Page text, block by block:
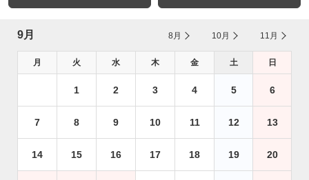
9月 8月 10月 11月
月 火 水 木 金 土 日
1 2 3 4 5 6
7 8 9 10 11 12 13
14 15 16 17 18 19 20